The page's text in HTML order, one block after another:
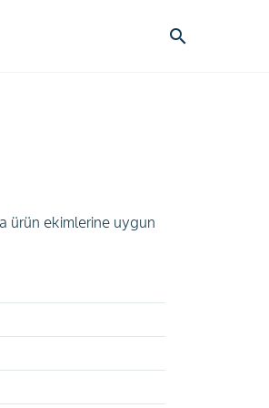
search
ürün ekimlerine uygun